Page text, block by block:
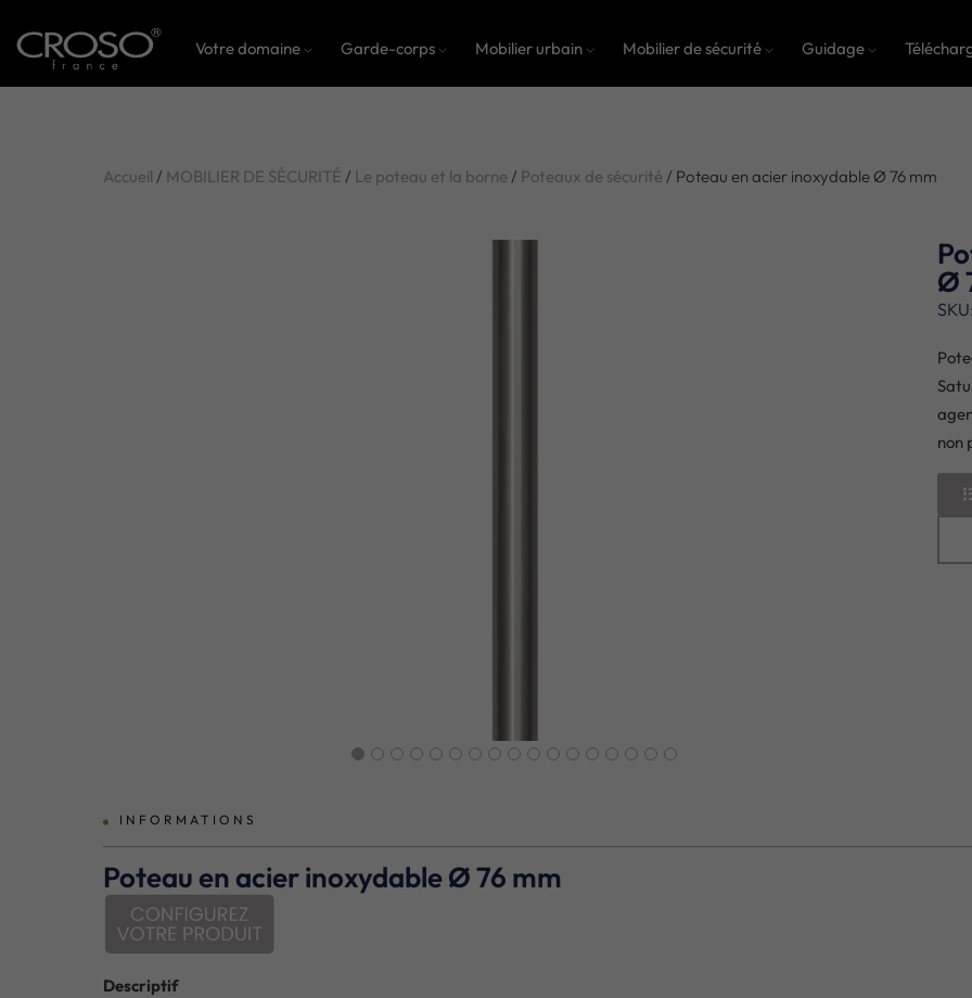
Votre domaine Garde-corps Mobilier urbain Mobilier de sécurité Guidage
Accueil / MOBILIER DE SÉCURITÉ / Le poteau et la borne / Poteaux de sécurité / Poteau en acier inoxydable Ø 76 mm
Ø
non
INFORMATIONS
Poteau en acier inoxydable Ø 76 mm
Descriptif